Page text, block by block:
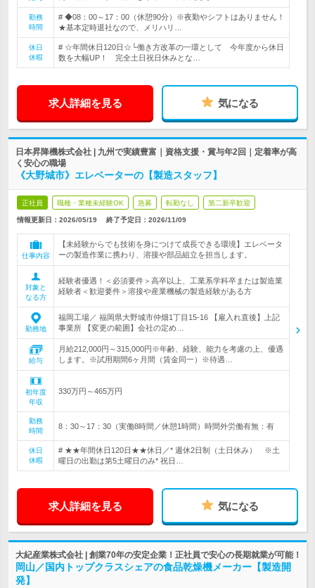
勤務
時間
# ◆08：00～17：00（休憩90分）※夜勤やシフトはありません！
★基本定時退社なので、メリハリ…
休日
休暇
# ☆年間休日120日☆└働き方改革の一環として 今年度から休日
数を大幅UP！ 完全土日祝日休みとな…
求人詳細を見る 気になる
日本昇降機株式会社 | 九州で実績豊富｜資格支援・賞与年2回｜定着率が高
く安心の職場
《大野城市》エレベーターの【製造スタッフ】
正社員 職種・業種未経験OK 急募 転勤なし 第二新卒歓迎
情報更新日：2026/05/19 終了予定日： 2026/11/09
仕事内容
【未経験からでも技術を身につけて成長できる環境】エレベータ
ーの製造作業に携わり、溶接や部品組立を担当します。
対象と
なる方
経験者優遇！＜必須要件＞高卒以上、工業系学科卒または製造業
経験者＜歓迎要件＞溶接や産業機械の製造経験がある方
勤務地
福岡工場／ 福岡県大野城市仲畑1丁目15-16 【雇入れ直後】上記
事業所 【変更の範囲】会社の定め…
給与
月給212,000円～315,000円※年齢、経験、能力を考慮の上、優遇
します。※試用期間6ヶ月間（賃金同一）※待遇…
初年度
年収
330万円～465万円
勤務
時間
8：30～17：30（実働8時間／休憩1時間）時間外労働有無：有
休日
休暇
# ★★年間休日120日★★休日／* 週休2日制（土日休み） ※土
曜日の出勤は第5土曜日のみ* 祝日…
求人詳細を見る 気になる
大紀産業株式会社 | 創業70年の安定企業！正社員で安心の長期就業が可能！
岡山／国内トップクラスシェアの食品乾燥機メーカー【製造開
発】